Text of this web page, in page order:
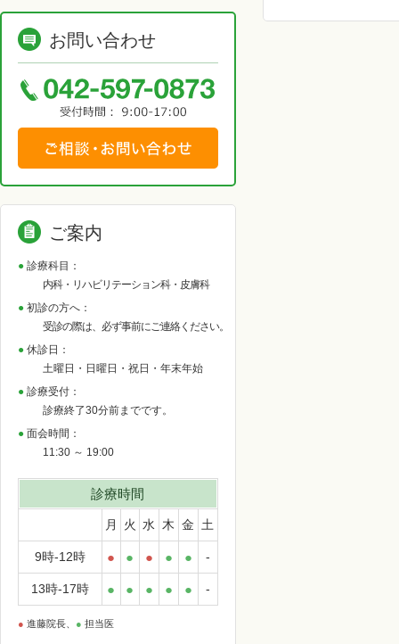
お問い合わせ
ご案内
診療科目：
内科・リハビリテーション科・皮膚科
初診の方へ：
受診の際は、必ず事前にご連絡ください。
休診日：
土曜日・日曜日・祝日・年末年始
診療受付：
診療終了30分前までです。
面会時間：
11:30 ～ 19:00
診療時間
月 火 水 木 金 土
9時-12時 ● ● ● ● ● -
13時-17時 ● ● ● ● ● -
● 進藤院長、 ● 担当医